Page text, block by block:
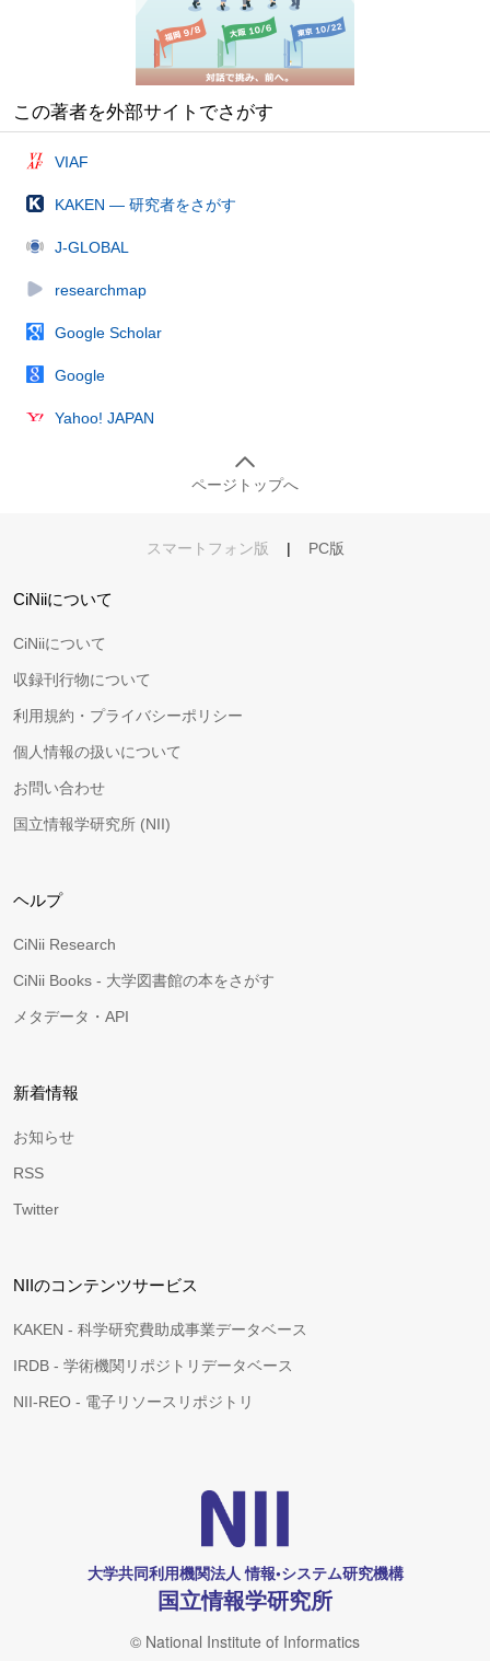
この著者を外部サイトでさがす
VIAF
KAKEN — 研究者をさがす
J-GLOBAL
researchmap
Google Scholar
Google
Yahoo! JAPAN
ページトップへ
スマートフォン版 | PC版
CiNiiについて
CiNiiについて
収録刊行物について
利用規約・プライバシーポリシー
個人情報の扱いについて
お問い合わせ
国立情報学研究所 (NII)
ヘルプ
CiNii Research
CiNii Books - 大学図書館の本をさがす
メタデータ・API
新着情報
お知らせ
RSS
Twitter
NIIのコンテンツサービス
KAKEN - 科学研究費助成事業データベース
IRDB - 学術機関リポジトリデータベース
NII-REO - 電子リソースリポジトリ
大学共同利用機関法人 情報•システム研究機構
国立情報学研究所
© National Institute of Informatics